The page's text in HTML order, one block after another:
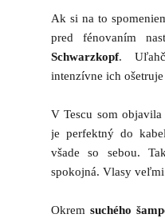
Ak si na to
pred fénovaním
Schwarzkopf.
intenzívne ich
V Tescu som objavila
je perfektný do
všade so sebou.
spokojná. Vlasy
Okrem suchého